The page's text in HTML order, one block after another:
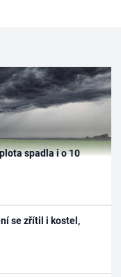
spadla i o 10
se zřítil i kostel,